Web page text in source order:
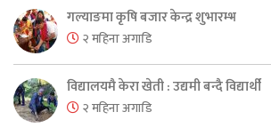
गल्याङमा कृषि बजार केन्द्र शुभारम्भ
२ महिना अगाडि
विद्यालयमै केरा खेती : उद्यमी बन्दै विद्यार्थी
२ महिना अगाडि